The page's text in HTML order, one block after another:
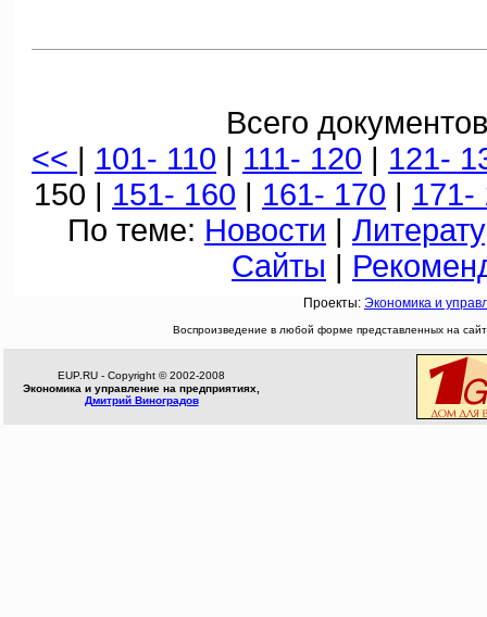
Всего
<< | 101- 110 | 111- 120 | 121-
150 | 151- 160 | 161- 170 | 171-
По теме: Новости |
Сайты |
Проекты: Экономика и
Воспроизведение в любой форме представленных на
EUP.RU - Copyright © 2002-2008
Экономика и управление на предприятиях,
Дмитрий Виноградов